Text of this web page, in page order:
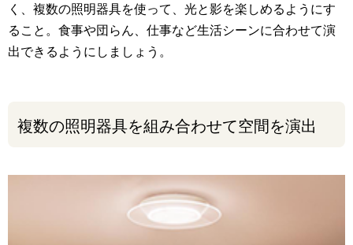
く、複数の照明器具を使って、光と影を楽しめるようにす
ること。食事や団らん、仕事など生活シーンに合わせて演
出できるようにしましょう。
複数の照明器具を組み合わせて空間を演出